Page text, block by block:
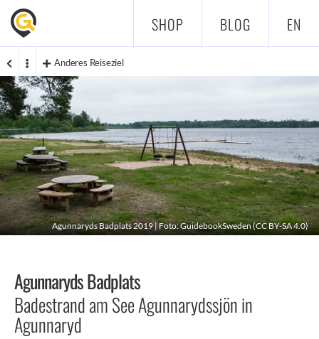
SHOP BLOG EN
Anderes Reiseziel
Agunnaryds Badplats 2019 | Foto: GuidebookSweden (CC BY-SA 4.0)
Agunnaryds Badplats
Badestrand am See Agunnarydssjön in
Agunnaryd